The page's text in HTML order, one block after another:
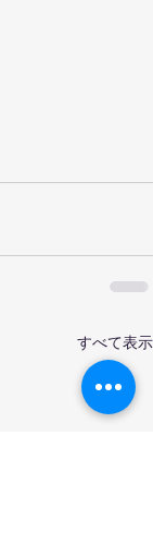
すべて表示